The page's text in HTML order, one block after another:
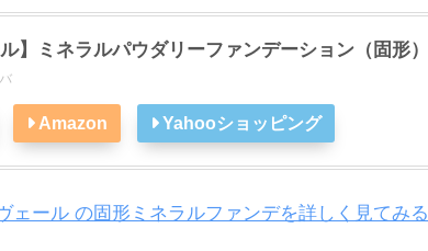
ル】ミネラルパウダリーファンデーション（固形）
Amazon Yahooショッピング
ェール の固形ミネラルファンデを詳しく見てみる